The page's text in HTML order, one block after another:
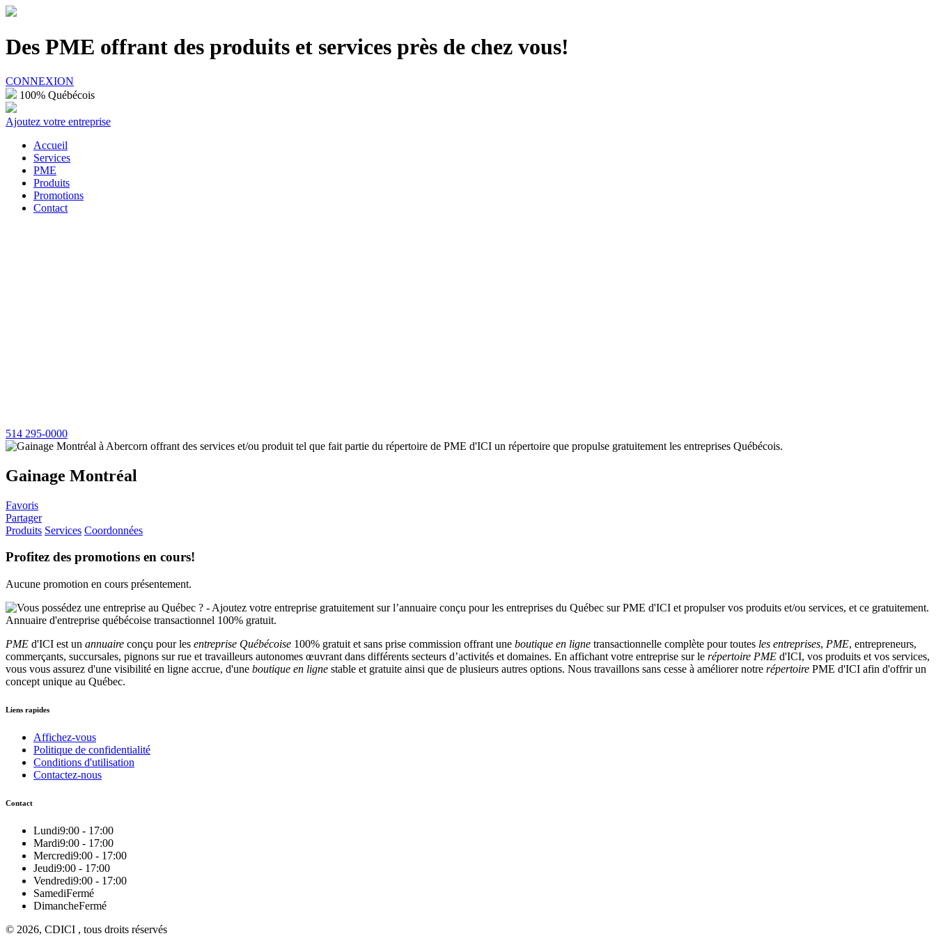
Des PME offrant des produits et services près de chez vous!
CONNEXION
100% Québécois
Ajoutez votre entreprise
Accueil
Services
PME
Produits
Promotions
Contact
514 295-0000
Gainage Montréal
Favoris
Partager
Produits Services Coordonnées
Profitez des promotions en cours!
Aucune promotion en cours présentement.
PME d'ICI est un annuaire conçu pour les entreprise Québécoise 100% gratuit et sans prise commission offrant une boutique en ligne transactionnelle complète pour toutes les entreprises, PME, entrepreneurs,
commerçants, succursales, pignons sur rue et travailleurs autonomes œuvrant dans différents secteurs d’activités et domaines. En affichant votre entreprise sur le répertoire PME d'ICI, vos produits et vos services,
vous vous assurez d'une visibilité en ligne accrue, d'une boutique en ligne stable et gratuite ainsi que de plusieurs autres options. Nous travaillons sans cesse à améliorer notre répertoire PME d'ICI afin d'offrir un
concept unique au Québec.
Liens rapides
Affichez-vous
Politique de confidentialité
Conditions d'utilisation
Contactez-nous
Contact
Lundi9:00 - 17:00
Mardi9:00 - 17:00
Mercredi9:00 - 17:00
Jeudi9:00 - 17:00
Vendredi9:00 - 17:00
SamediFermé
DimancheFermé
© 2026, CDICI , tous droits réservés